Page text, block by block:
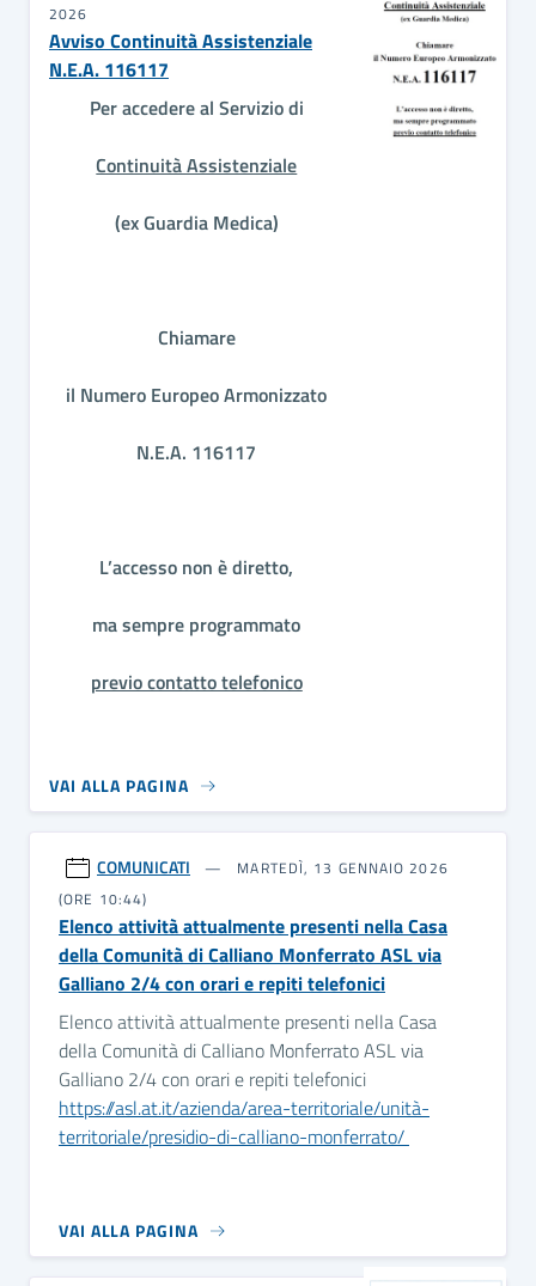
2026
Avviso Continuità Assistenziale
N.E.A. 116117
Per accedere al Servizio di
Continuità Assistenziale
(ex Guardia Medica)
Chiamare
il Numero Europeo Armonizzato
N.E.A. 116117
L’accesso non è diretto,
ma sempre programmato
previo contatto telefonico
VAI ALLA PAGINA
COMUNICATI
MARTEDÌ, 13 GENNAIO 2026
(ORE 10:44)
Elenco attività attualmente presenti nella Casa
della Comunità di Calliano Monferrato ASL via
Galliano 2/4 con orari e repiti telefonici
Elenco attività attualmente presenti nella Casa
della Comunità di Calliano Monferrato ASL via
Galliano 2/4 con orari e repiti telefonici
https://asl.at.it/azienda/area-territoriale/unità-
territoriale/presidio-di-calliano-monferrato/
VAI ALLA PAGINA